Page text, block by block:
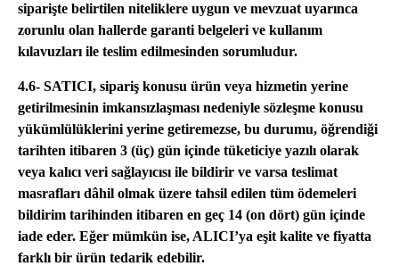
siparişte belirtilen niteliklere uygun ve mevzuat uyarınca
zorunlu olan hallerde garanti belgeleri ve kullanım
kılavuzları ile teslim edilmesinden sorumludur.
4.6- SATICI, sipariş konusu ürün veya hizmetin yerine
getirilmesinin imkansızlaşması nedeniyle sözleşme konusu
yükümlülüklerini yerine getiremezse, bu durumu, öğrendiği
tarihten itibaren 3 (üç) gün içinde tüketiciye yazılı olarak
veya kalıcı veri sağlayıcısı ile bildirir ve varsa teslimat
masrafları dâhil olmak üzere tahsil edilen tüm ödemeleri
bildirim tarihinden itibaren en geç 14 (on dört) gün içinde
iade eder. Eğer mümkün ise, ALICI’ya eşit kalite ve fiyatta
farklı bir ürün tedarik edebilir.